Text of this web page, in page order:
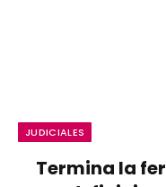
JUDICIALES
Termina la